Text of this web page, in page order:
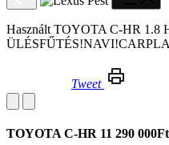
Használt TOYOTA C-HR 1.8
Tweet
TOYOTA C-HR 11 290 000Ft